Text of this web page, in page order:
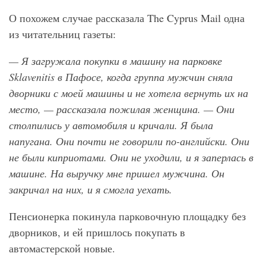
О похожем случае рассказала The Cyprus Mail одна
из читательниц газеты:
— Я загружала покупки в машину на парковке
Sklavenitis в Пафосе, когда группа мужчин сняла
дворники с моей машины и не хотела вернуть их на
место, — рассказала пожилая женщина. — Они
столпились у автомобиля и кричали. Я была
напугана. Они почти не говорили по-английски. Они
не были киприотами. Они не уходили, и я заперлась в
машине. На выручку мне пришел мужчина. Он
закричал на них, и я смогла уехать.
Пенсионерка покинула парковочную площадку без
дворников, и ей пришлось покупать в
автомастерской новые.